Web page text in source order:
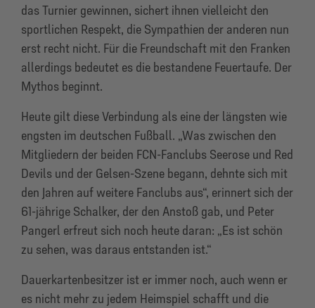
das Turnier gewinnen, sichert ihnen vielleicht den
sportlichen Respekt, die Sympathien der anderen nun
erst recht nicht. Für die Freundschaft mit den Franken
allerdings bedeutet es die bestandene Feuertaufe. Der
Mythos beginnt.
Heute gilt diese Verbindung als eine der längsten wie
engsten im deutschen Fußball. „Was zwischen den
Mitgliedern der beiden FCN-Fanclubs Seerose und Red
Devils und der Gelsen-Szene begann, dehnte sich mit
den Jahren auf weitere Fanclubs aus“, erinnert sich der
61-jährige Schalker, der den Anstoß gab, und Peter
Pangerl erfreut sich noch heute daran: „Es ist schön
zu sehen, was daraus entstanden ist.“
Dauerkartenbesitzer ist er immer noch, auch wenn er
es nicht mehr zu jedem Heimspiel schafft und die